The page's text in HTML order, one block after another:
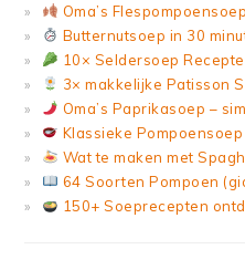
Oma’s
Butternutsoep in 30
10× Seldersoep
3× makkelijke Patisson
Oma’s Paprikasoep –
Klassieke
Wat te maken met
64 Soorten Pompoen
150+ Soeprecepten